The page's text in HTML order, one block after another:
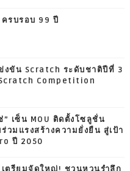
ครบรอบ 99 ปี
งขัน Scratch ระดับชาติปีที่ 3
Competition
เซ็น MOU ติดตั้งโซลูชั่น
วมแรงสร้างความยั่งยืน สู่เป้า
ปี 2050